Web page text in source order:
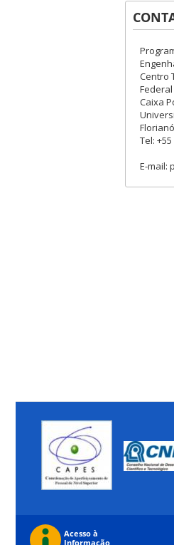
Centro
Caixa
Tel:
E-mail: